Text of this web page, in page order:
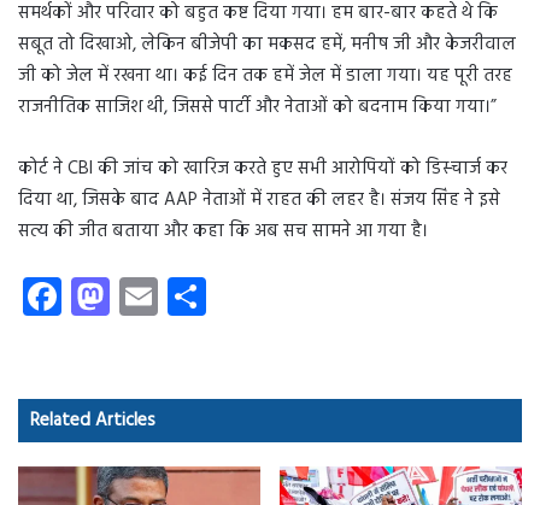
समर्थकों और परिवार को बहुत कष्ट दिया गया। हम बार-बार कहते थे कि
सबूत तो दिखाओ, लेकिन बीजेपी का मकसद हमें, मनीष जी और केजरीवाल
जी को जेल में रखना था। कई दिन तक हमें जेल में डाला गया। यह पूरी तरह
राजनीतिक साजिश थी, जिससे पार्टी और नेताओं को बदनाम किया गया।”
कोर्ट ने CBI की जांच को खारिज करते हुए सभी आरोपियों को डिस्चार्ज कर
दिया था, जिसके बाद AAP नेताओं में राहत की लहर है। संजय सिंह ने इसे
सत्य की जीत बताया और कहा कि अब सच सामने आ गया है।
Fa
ce
o
ok
M
as
d
o
n
E
m
Related Articles